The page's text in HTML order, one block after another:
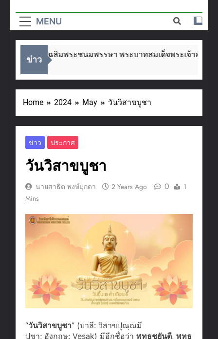
อาชีวศึกษา
นครสวรรค์
MENU
ข่าว
โอกาสวันเฉลิมพระชนมพรรษา พระบาทสมเด็จพระเจ้าอยู่หัว
Home 2024 May วันวิสาขบูชา
ข่าว ประกาศ
วันวิสาขบูชา
นายสาธิต พงษ์มุกดา 2 Years Ago 0
1
Mins
“วันวิสาขบูชา” (บาลี: วิสาขปุณฺณมี
ปูชา; อังกฤษ: Vesak) มีอีกชื่อว่า พุทธชยันตี, พุทธ